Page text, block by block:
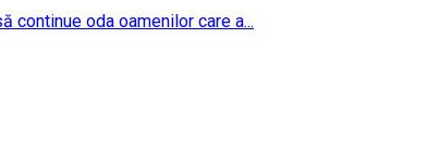
continue oda oamenilor care a...